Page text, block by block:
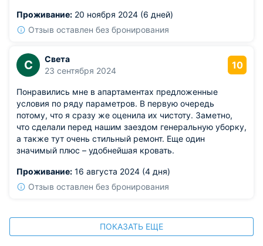
Проживание: 20 ноября 2024 (6 дней)
Отзыв оставлен без бронирования
С
Света
23 сентября 2024
10
Понравились мне в апартаментах предложенные
условия по ряду параметров. В первую очередь
потому, что я сразу же оценила их чистоту. Заметно,
что сделали перед нашим заездом генеральную уборку,
а также тут очень стильный ремонт. Еще один
значимый плюс – удобнейшая кровать.
Проживание: 16 августа 2024 (4 дня)
Отзыв оставлен без бронирования
ПОКАЗАТЬ ЕЩЕ